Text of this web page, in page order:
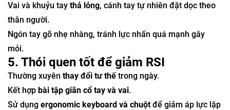
Vai và khuỷu tay thả lỏng, cánh tay tự nhiên đặt dọc theo
thân người.
Ngón tay gõ nhẹ nhàng, tránh lực nhấn quá mạnh gây
mỏi.
5. Thói quen tốt để giảm RSI
Thường xuyên thay đổi tư thếtrong ngày.
Kết hợp bài tập giãn cổ tay và vai.
Sử dụng ergonomic keyboard và chuộtđể giảm áp lực lặp